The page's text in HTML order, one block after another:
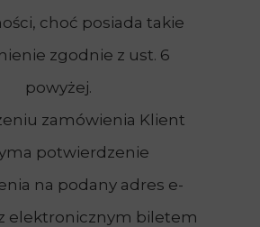
choć posiada takie
zgodnie z ust. 6
powyżej.
zamówienia Klient
potwierdzenie
na podany adres e-
elektronicznym biletem